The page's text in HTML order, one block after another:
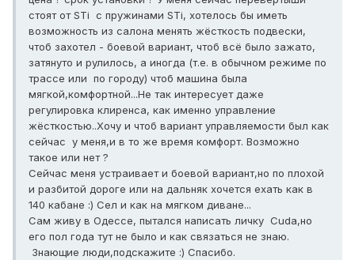
стоят от STi с пружинами STi, хотелось бы иметь
возможность из салона менять жёсткость подвески,
чтоб захотел - боевой вариант, чтоб всё было зажато,
затянуто и рулилось, а иногда (т.е. в обычном режиме по
трассе или по городу) чтоб машина была
мягкой,комфортной...Не так интересует даже
регулировка клиренса, как именно управление
жёсткостью..Хочу и чтоб вариант управляемости был как
сейчас у меня,и в то же время комфорт. Возможно
такое или нет ?
Сейчас меня устраивает и боевой вариант,но по плохой
и разбитой дороге или на дальняк хочется ехать как в
140 кабане :) Сел и как на мягком диване...
Сам живу в Одессе, пытался написать личку Cuda,но
его пол года тут не было и как связаться не знаю.
Знающие люди,подскажите :) Спасибо.